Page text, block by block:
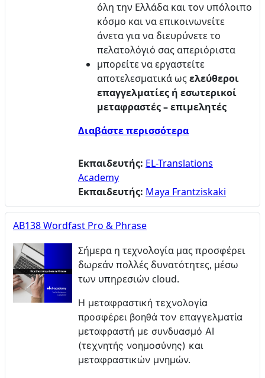
όλη την Ελλάδα και τον υπόλοιπο
κόσμο και να επικοινωνείτε
άνετα για να διευρύνετε το
πελατολόγιό σας απεριόριστα
μπορείτε να εργαστείτε
αποτελεσματικά ωςελεύθεροι
επαγγελματίες ή εσωτερικοί
μεταφραστές – επιμελητές
Διαβάστε περισσότερα
Εκπαιδευτής: EL-Translations
Academy
Εκπαιδευτής: Maya Frantziskaki
AB138 Wordfast Pro & Phrase
Σήμερα η τεχνολογία μας προσφέρει
δωρεάν πολλές δυνατότητες, μέσω
των υπηρεσιών cloud.
Η μεταφραστική τεχνολογία
προσφέρει βοηθά τον επαγγελματία
μεταφραστή με συνδυασμό ΑΙ
(τεχνητής νοημοσύνης) και
μεταφραστικών μνημών.